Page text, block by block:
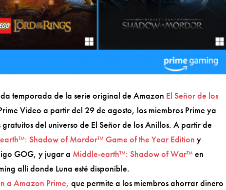
temporada de la serie original de Amazon El Señor de los
Video a partir del 29 de agosto, los miembros Prime ya
del universo de El Señor de los Anillos. A partir de
Shadow of Mordor™ Game of the Year Edition y
GOG, y jugar a Middle-earth™: Shadow of War™ en
allí donde Luna esté disponible.
a Amazon Prime, que permite a los miembros ahorrar dinero